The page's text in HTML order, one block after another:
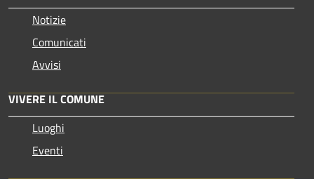
Notizie
Comunicati
Avvisi
VIVERE IL COMUNE
Luoghi
Eventi